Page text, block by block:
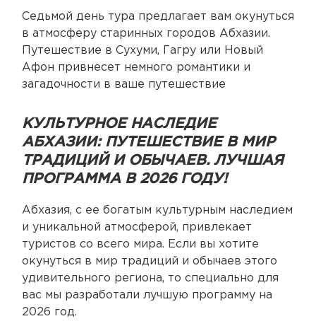
Седьмой день тура предлагает вам окунуться
в атмосферу старинных городов Абхазии.
Путешествие в Сухуми, Гагру или Новый
Афон привнесет немного романтики и
загадочности в ваше путешествие
КУЛЬТУРНОЕ НАСЛЕДИЕ
АБХАЗИИ: ПУТЕШЕСТВИЕ В МИР
ТРАДИЦИЙ И ОБЫЧАЕВ. ЛУЧШАЯ
ПРОГРАММА В 2026 ГОДУ!
Абхазия, с ее богатым культурным наследием
и уникальной атмосферой, привлекает
туристов со всего мира. Если вы хотите
окунуться в мир традиций и обычаев этого
удивительного региона, то специально для
вас мы разработали лучшую программу на
2026 год.